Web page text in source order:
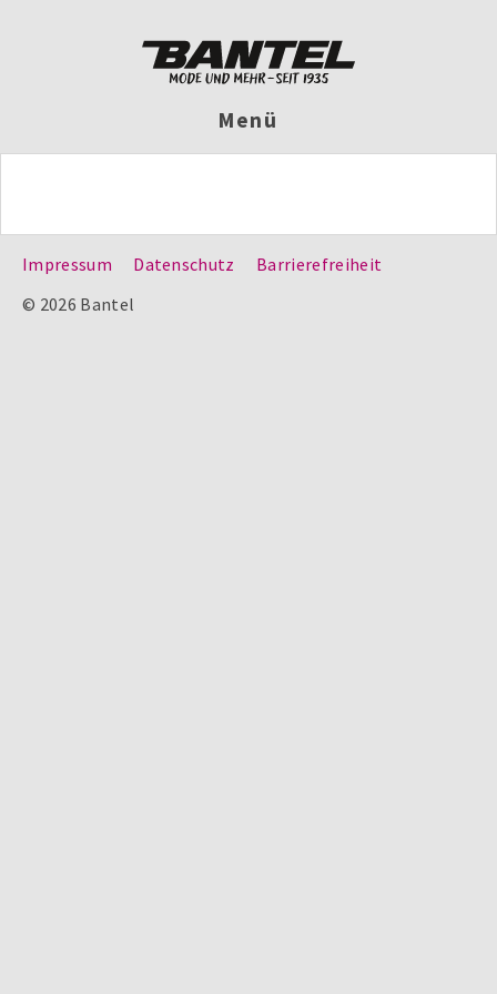
Menü
Impressum Datenschutz
Barrierefreiheit
© 2026 Bantel